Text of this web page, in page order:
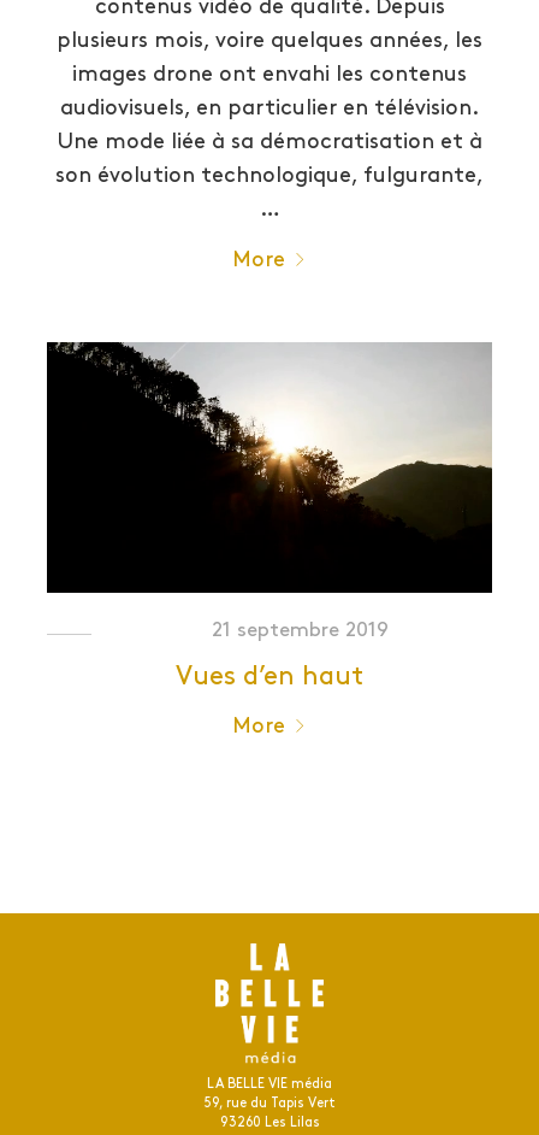
contenus vidéo de qualité. Depuis
plusieurs mois, voire quelques années, les
images drone ont envahi les contenus
audiovisuels, en particulier en télévision.
Une mode liée à sa démocratisation et à
son évolution technologique, fulgurante,
…
More
21 septembre 2019
Vues d’en haut
More
LA BELLE VIE média
59, rue du Tapis Vert
93260 Les Lilas